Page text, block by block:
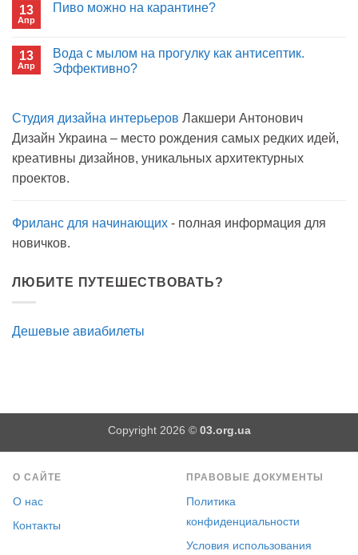
в
Сон
13
Апр
Пиво можно на карантине?
Пиво
можно
13
Апр
Вода с мылом на прогулку как антисептик.
Эффективно?
Вода
мылом
прогулку
антисептик.
Студия дизайна интерьеров Лакшери Антонович
Дизайн Украина – место рождения самых редких идей,
креативны дизайнов, уникальных архитектурных
проектов.
Фриланс для начинающих - полная информация для
новичков.
ЛЮБИТЕ ПУТЕШЕСТВОВАТЬ?
Дешевые авиабилеты
Copyright 2026 © 03.org.ua
О САЙТЕ
О нас
Контакты
ПРАВОВЫЕ ДОКУМЕНТЫ
Политика
конфиденциальности
Условия использования